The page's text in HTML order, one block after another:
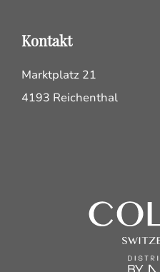
Kontakt
Marktplatz 21
4193 Reichenthal